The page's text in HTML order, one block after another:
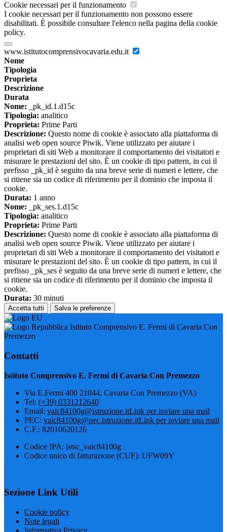
Cookie necessari per il funzionamento
I cookie necessari per il funzionamento non possono essere
disabilitati. È possibile consultare l'elenco nella pagina della cookie
policy.
www.istitutocomprensivocavaria.edu.it
Nome
Tipologia
Proprieta
Descrizione
Durata
Nome: _pk_id.1.d15c
Tipologia: analitico
Proprieta: Prime Parti
Descrizione: Questo nome di cookie è associato alla piattaforma di
analisi web open source Piwik. Viene utilizzato per aiutare i
proprietari di siti Web a monitorare il comportamento dei visitatori e
misurare le prestazioni del sito. È un cookie di tipo pattern, in cui il
prefisso _pk_id è seguito da una breve serie di numeri e lettere, che
si ritiene sia un codice di riferimento per il dominio che imposta il
cookie.
Durata: 1 anno
Nome: _pk_ses.1.d15c
Tipologia: analitico
Proprieta: Prime Parti
Descrizione: Questo nome di cookie è associato alla piattaforma di
analisi web open source Piwik. Viene utilizzato per aiutare i
proprietari di siti Web a monitorare il comportamento dei visitatori e
misurare le prestazioni del sito. È un cookie di tipo pattern, in cui il
prefisso _pk_ses è seguito da una breve serie di numeri e lettere, che
si ritiene sia un codice di riferimento per il dominio che imposta il
cookie.
Durata: 30 minuti
Accetta tutti Salva le preferenze
Istituto Comprensivo E. Fermi di Cavaria Con
Premezzo
Contatti
Istituto Comprensivo E. Fermi di Cavaria Con Premezzo
Via E.Fermi 400 21044, Cavaria Con Premezzo (VA)
Tel: (+39) 0331212640
Email: vaic84100g@istruzione.itLink per inviare una mail
PEC: vaic84100g@pec.istruzione.itLink per inviare una mail
C.F.: 82010620126
Codice IPA: istsc_vaic84100g
Codice unico di fatturazione (CUF): UFW09Y
Sezione Link Utili
Cookie policy
Note legali
Informativa Privacy